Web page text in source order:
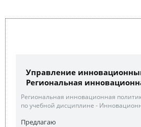
Управление
Региональная
Региональная инновационная
по учебной дисциплине -
Предлагаю